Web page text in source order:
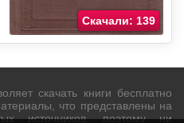
Скачали: 139
скачать книги бесплатно
что представлены на
источников, поэтому ни